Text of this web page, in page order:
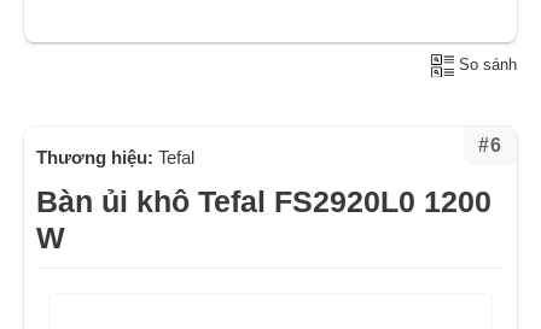
So sánh
#6
Thương hiệu: Tefal
Bàn ủi khô Tefal FS2920L0 1200
W